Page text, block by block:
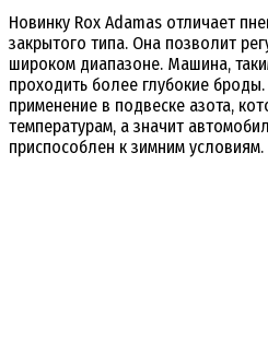
Новинку Rox Adamas отличает
закрытого типа. Она позволит
широком диапазоне. Машина,
проходить более глубокие
применение в подвеске азота,
температурам, а значит
приспособлен к зимним условиям.